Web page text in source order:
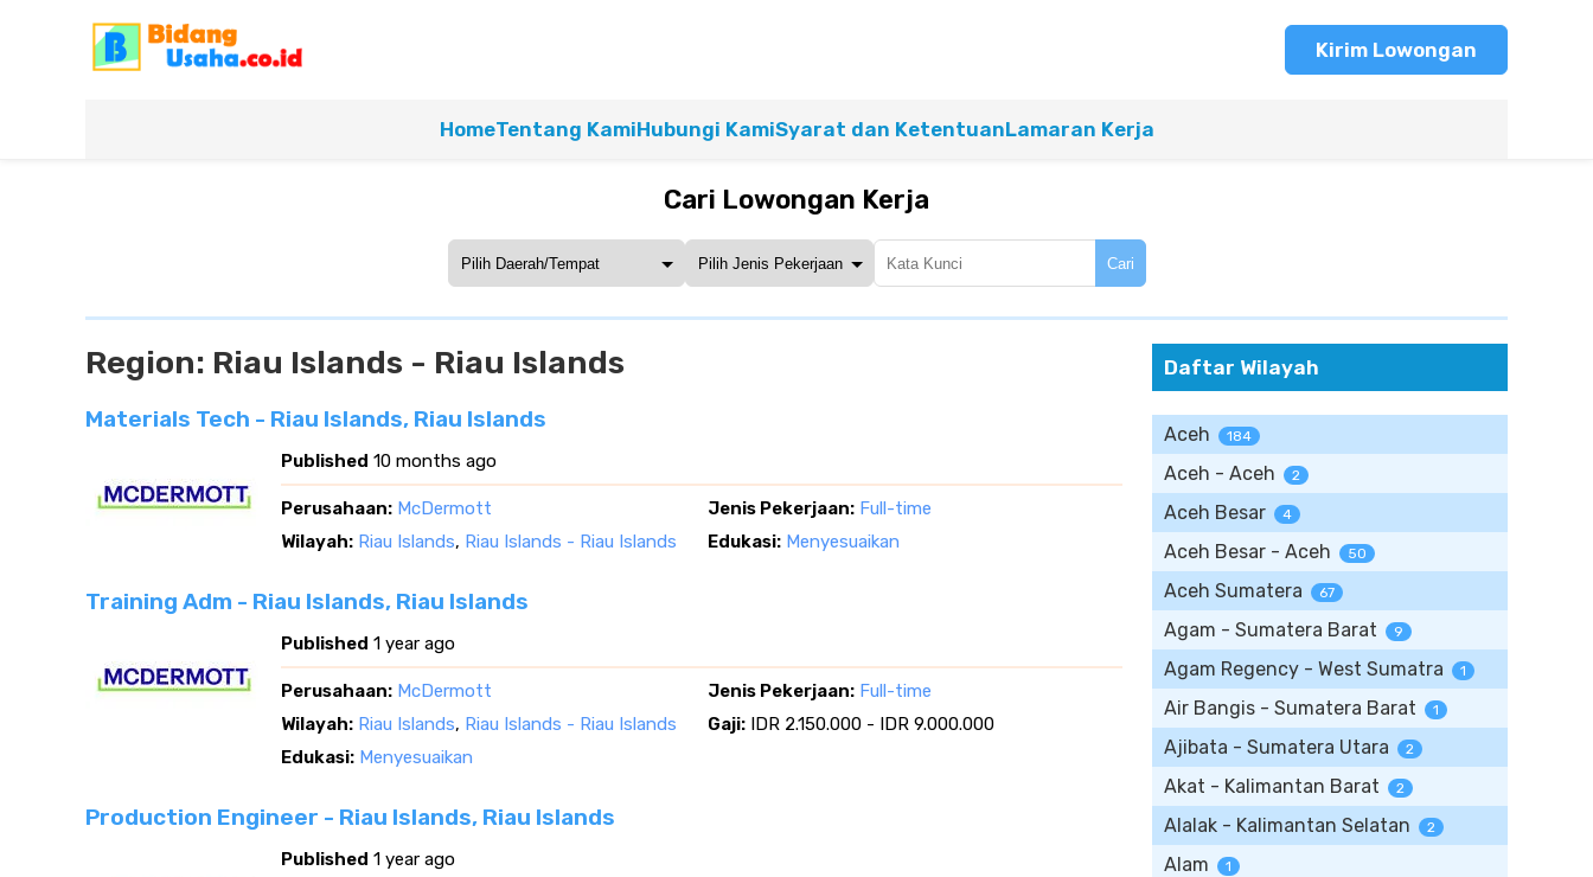
Kirim Lowongan
HomeTentang KamiHubungi KamiSyarat dan KetentuanLamaran Kerja
Cari Lowongan Kerja
Cari
Region: Riau Islands - Riau Islands
Materials Tech - Riau Islands, Riau Islands
Published 10 months ago
Perusahaan: McDermott Jenis Pekerjaan: Full-time
Wilayah: Riau Islands, Riau Islands - Riau Islands Edukasi: Menyesuaikan
Training Adm - Riau Islands, Riau Islands
Published 1 year ago
Perusahaan: McDermott Jenis Pekerjaan: Full-time
Wilayah: Riau Islands, Riau Islands - Riau Islands Gaji: IDR 2.150.000 - IDR 9.000.000
Edukasi: Menyesuaikan
Production Engineer - Riau Islands, Riau Islands
Published 1 year ago
Daftar Wilayah
Aceh 184
Aceh - Aceh 2
Aceh Besar 4
Aceh Besar - Aceh 50
Aceh Sumatera 67
Agam - Sumatera Barat 9
Agam Regency - West Sumatra 1
Air Bangis - Sumatera Barat 1
Ajibata - Sumatera Utara 2
Akat - Kalimantan Barat 2
Alalak - Kalimantan Selatan 2
Alam 1